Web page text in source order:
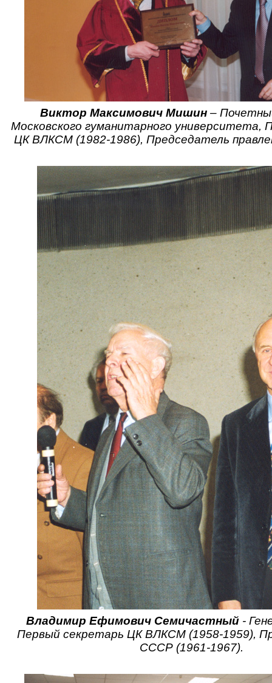
Виктор Максимович Мишин –
Московского гуманитарного университета,
ЦК ВЛКСМ (1982-1986), Председатель
Владимир Ефимович Семичастный -
Первый секретарь ЦК ВЛКСМ (1958-1959),
СССР (1961-1967).